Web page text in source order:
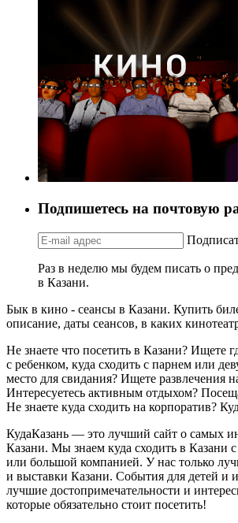
Подпишетесь на почтовую
Раз в неделю мы будем писать о
в Казани.
Бык в кино - сеансы в Казани. Купить
описание, даты сеансов, в каких
Не знаете что посетить в Казани? Ищете
с ребенком, куда сходить с парнем или
место для свидания? Ищете развлечения
Интересуетесь активным отдыхом?
Не знаете куда сходить на корпоратив?
КудаКазань — это лучший сайт о самых
Казани. Мы знаем куда сходить в Казани
или большой компанией. У нас только
и выставки Казани. События для детей и
лучшие достопримечательности и
которые обязательно стоит посетить!